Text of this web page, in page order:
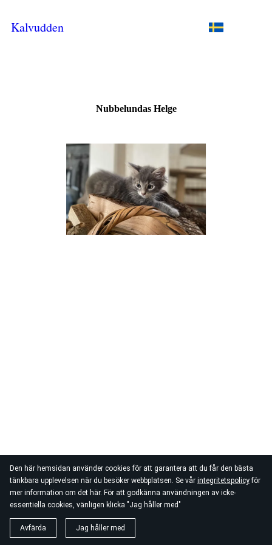
Den här hemsidan använder cookies för att garantera att du får den bästa
tänkbara upplevelsen när du besöker webbplatsen. Se vår integritetspolicyför
mer information om det här. För att godkänna användningen av icke-
essentiella cookies, vänligen klicka "Jag håller med"
Avfärda Jag håller med
Kalvudden
Nubbelundas Helge